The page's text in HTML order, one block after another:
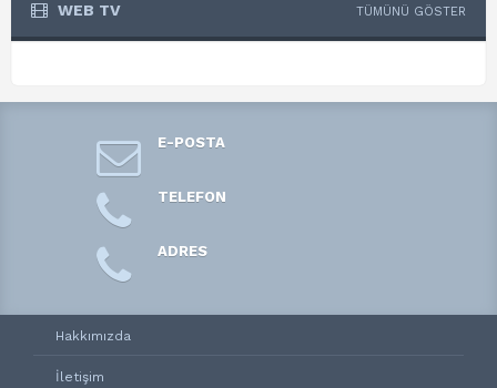
WEB TV TÜMÜNÜ GÖSTER
E-POSTA
TELEFON
ADRES
Hakkımızda
İletişim